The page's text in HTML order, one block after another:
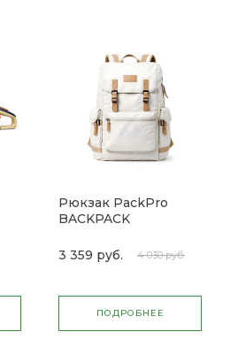
Рюкзак PackPro
BACKPACK
3 359 руб. 4 030 руб.
ПОДРОБНЕЕ